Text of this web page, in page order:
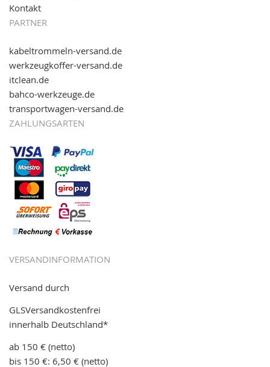
Kontakt
PARTNER
kabeltrommeln-versand.de
werkzeugkoffer-versand.de
itclean.de
bahco-werkzeuge.de
transportwagen-versand.de
ZAHLUNGSARTEN
VERSANDINFORMATION
Versand durch
GLSVersandkostenfrei
innerhalb Deutschland*
ab 150 € (netto)
bis 150 €: 6,50 € (netto)